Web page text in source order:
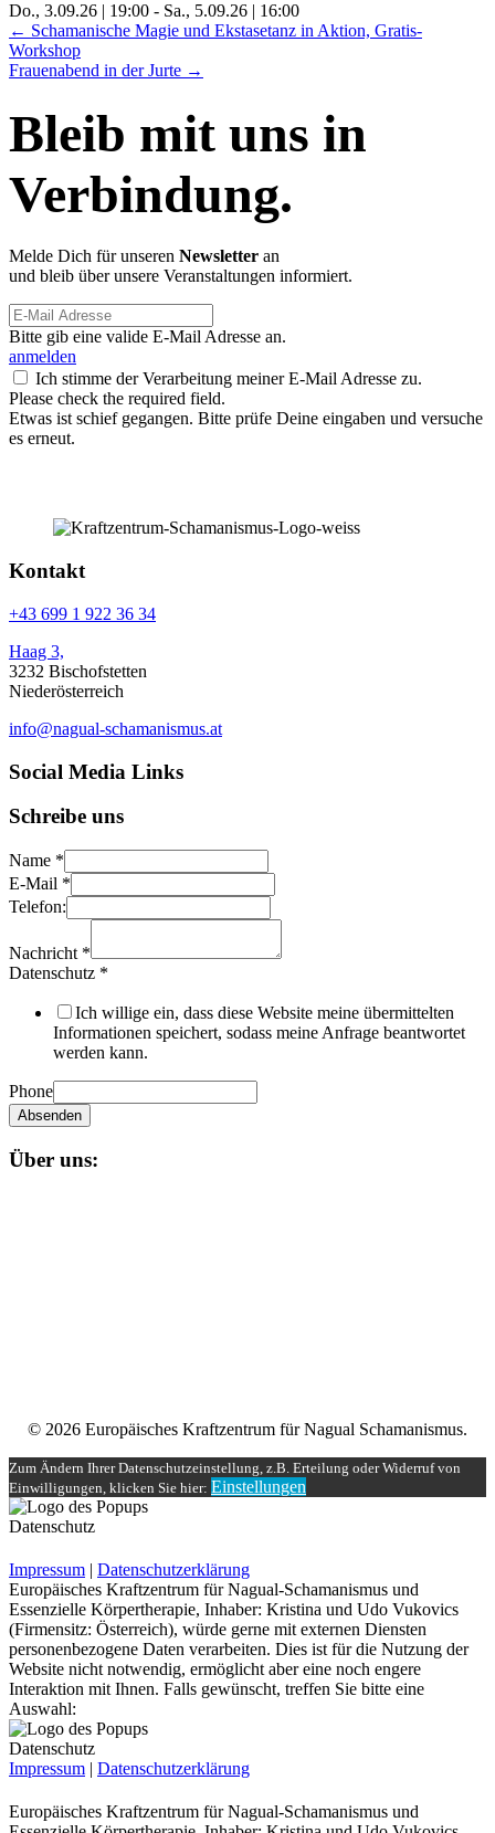
Do., 3.09.26 | 19:00 - Sa., 5.09.26 | 16:00
Posts
navigation
← Schamanische Magie und Ekstasetanz in Aktion, Gratis-
Workshop
Frauenabend in der Jurte →
Bleib mit uns in
Verbindung.
Melde Dich für unseren Newsletter an
und bleib über unsere Veranstaltungen informiert.
Bitte gib eine valide E-Mail Adresse an.
anmelden
Ich stimme der Verarbeitung meiner E-Mail Adresse zu.
Please check the required field.
Etwas ist schief gegangen. Bitte prüfe Deine eingaben und versuche
es erneut.
Kontakt
+43 699 1 922 36 34
Haag 3,
3232 Bischofstetten
Niederösterreich
info@nagual-schamanismus.at
Social Media Links
Schreibe uns
Name *
E-Mail *
Telefon:
Nachricht *
Datenschutz *
Ich willige ein, dass diese Website meine übermittelten
Informationen speichert, sodass meine Anfrage beantwortet
werden kann.
Phone
Absenden
Über uns:
© 2026 Europäisches Kraftzentrum für Nagual Schamanismus.
Zum Ändern Ihrer Datenschutzeinstellung, z.B. Erteilung oder Widerruf von
Einwilligungen, klicken Sie hier: Einstellungen
Datenschutz
Impressum | Datenschutzerklärung
Europäisches Kraftzentrum für Nagual-Schamanismus und
Essenzielle Körpertherapie, Inhaber: Kristina und Udo Vukovics
(Firmensitz: Österreich), würde gerne mit externen Diensten
personenbezogene Daten verarbeiten. Dies ist für die Nutzung der
Website nicht notwendig, ermöglicht aber eine noch engere
Interaktion mit Ihnen. Falls gewünscht, treffen Sie bitte eine
Auswahl:
Datenschutz
Impressum | Datenschutzerklärung
Europäisches Kraftzentrum für Nagual-Schamanismus und